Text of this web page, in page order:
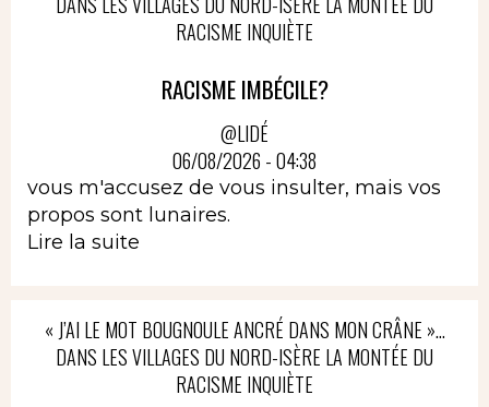
RACISME INQUIÈTE
RACISME IMBÉCILE?
@LIDÉ
06/08/2026 - 04:38
vous m'accusez de vous insulter, mais vos
propos sont lunaires.
Lire la suite
« J’AI LE MOT BOUGNOULE ANCRÉ DANS MON CRÂNE »…
DANS LES VILLAGES DU NORD-ISÈRE LA MONTÉE DU
RACISME INQUIÈTE